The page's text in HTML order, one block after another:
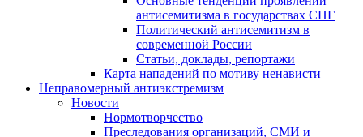
антисемитизма в государствах СНГ
Политический антисемитизм в
современной России
Статьи, доклады, репортажи
Карта нападений по мотиву ненависти
Неправомерный антиэкстремизм
Новости
Нормотворчество
Преследования организаций, СМИ и